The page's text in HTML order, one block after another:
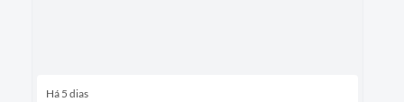
Há 5 dias